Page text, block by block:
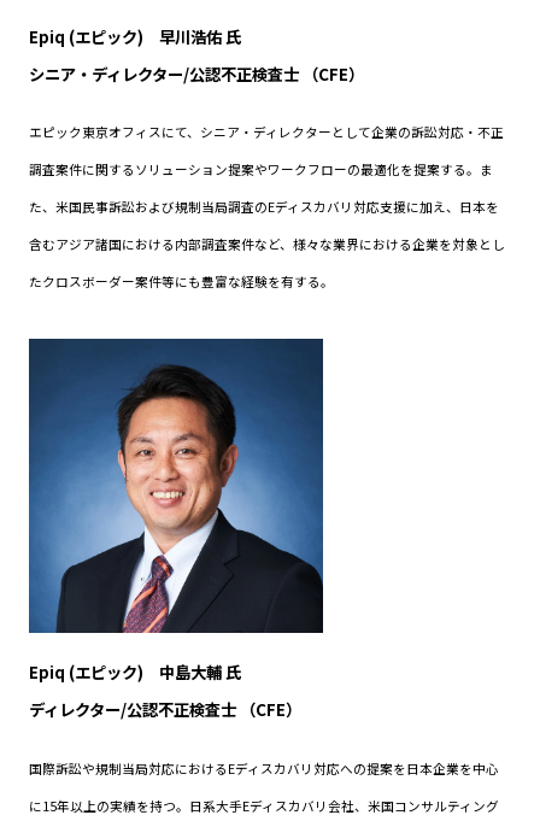
Epiq (エピック) 早川浩佑 氏
シニア・ディレクター/公認不正検査士 （CFE）
エピック東京オフィスにて、シニア・ディレクターとして企業の訴訟対応・不正
調査案件に関するソリューション提案やワークフローの最適化を提案する。ま
た、米国民事訴訟および規制当局調査のEディスカバリ対応支援に加え、日本を
含むアジア諸国における内部調査案件など、様々な業界における企業を対象とし
たクロスボーダー案件等にも豊富な経験を有する。
Epiq (エピック) 中島大輔 氏
ディレクター/公認不正検査士 （CFE）
国際訴訟や規制当局対応におけるEディスカバリ対応への提案を日本企業を中心
に15年以上の実績を持つ。日系大手Eディスカバリ会社、米国コンサルティング